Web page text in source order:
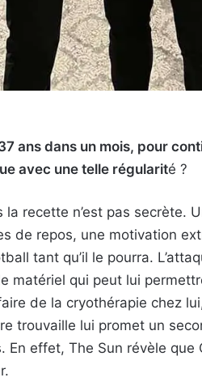
ans dans un mois, pour
avec une telle régularité ?
recette n’est pas secrète.
de repos, une motivation
tant qu’il le pourra.
matériel qui peut lui
de la cryothérapie chez
trouvaille lui promet un
effet, The Sun révèle que